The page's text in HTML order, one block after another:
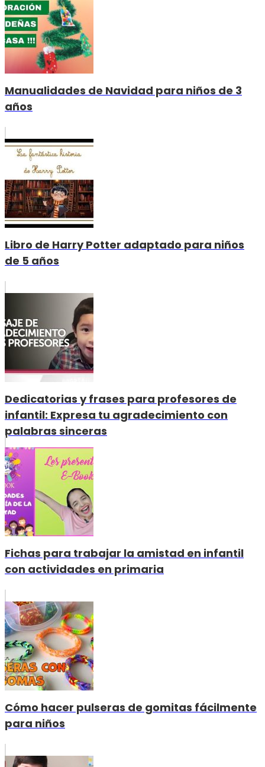
Manualidades de Navidad para niños de 3
años
Libro de Harry Potter adaptado para niños
de 5 años
Dedicatorias y frases para profesores de
infantil: Expresa tu agradecimiento con
palabras sinceras
Fichas para trabajar la amistad en infantil
con actividades en primaria
Cómo hacer pulseras de gomitas fácilmente
para niños